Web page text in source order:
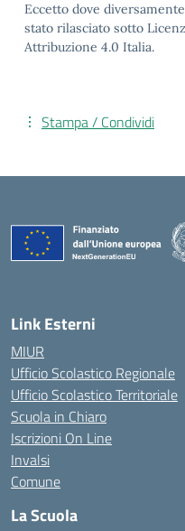
Eccetto dove
stato rilasciato sotto
Attribuzione 4.0 Italia.
Stampa / Condividi
Link Esterni
MIUR
Ufficio Scolastico Regionale
Ufficio Scolastico Territoriale
Scuola in Chiaro
Iscrizioni On Line
Invalsi
Comune
La Scuola